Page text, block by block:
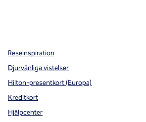
Reseinspiration
Djurvänliga vistelser
Hilton-presentkort (Europa)
Kreditkort
Hjälpcenter